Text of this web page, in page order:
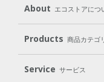
About エコストアにつ
メッセージ ブ
パッケージへ
Products 商品カテゴ
Laundry
Service サービス